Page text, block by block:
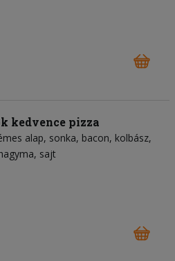
kedvence pizza
alap sonka bacon kolbász
sajt